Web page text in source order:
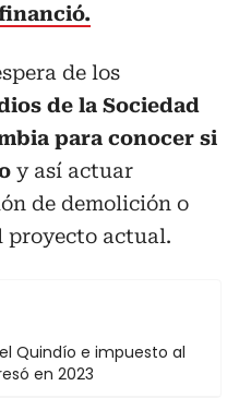
de los
de la Sociedad
para conocer si
y así actuar
de demolición o
proyecto actual.
Quindío e impuesto al
en 2023